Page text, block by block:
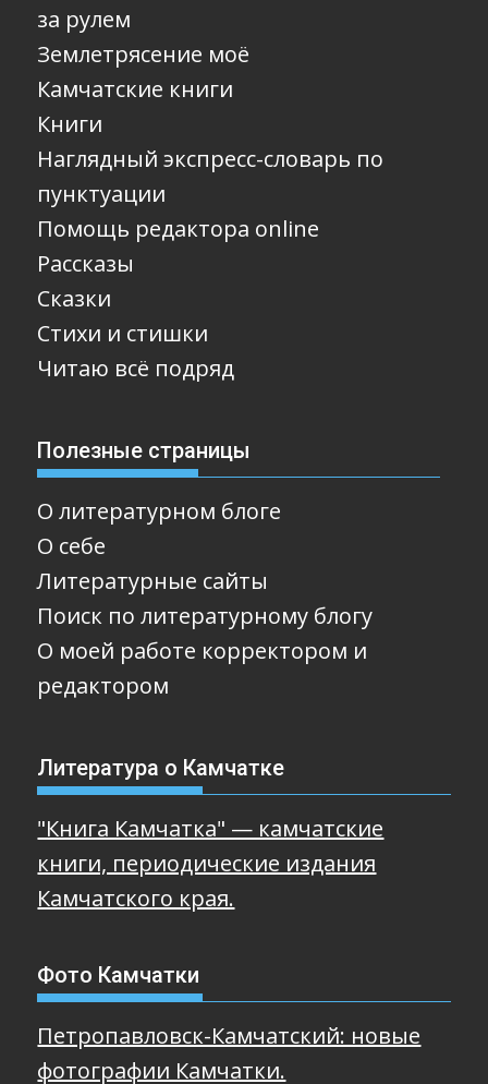
за рулем
Землетрясение моё
Камчатские книги
Книги
Наглядный экспресс-словарь по
пунктуации
Помощь редактора online
Рассказы
Сказки
Стихи и стишки
Читаю всё подряд
Полезные страницы
О литературном блоге
О себе
Литературные сайты
Поиск по литературному блогу
О моей работе корректором и
редактором
Литература о Камчатке
"Книга Камчатка" — камчатские
книги, периодические издания
Камчатского края.
Фото Камчатки
Петропавловск-Камчатский: новые
фотографии Камчатки.